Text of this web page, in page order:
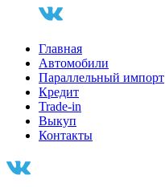
Главная
Автомобили
Параллельный импорт
Кредит
Trade-in
Выкуп
Контакты